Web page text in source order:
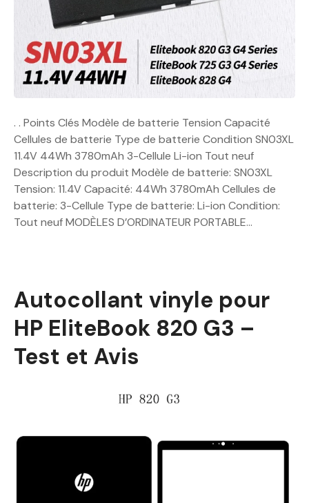
. . Points Clés Modèle de batterie Tension Capacité
Cellules de batterie Type de batterie Condition SN03XL
11.4V 44Wh 3780mAh 3-Cellule Li-ion Tout neuf
Description du produit Modèle de batterie: SN03XL
Tension: 11.4V Capacité: 44Wh 3780mAh Cellules de
batterie: 3-Cellule Type de batterie: Li-ion Condition:
Tout neuf MODÈLES D’ORDINATEUR PORTABLE…
Autocollant vinyle pour
HP EliteBook 820 G3 –
Test et Avis